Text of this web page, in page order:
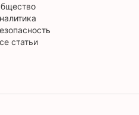
статьи